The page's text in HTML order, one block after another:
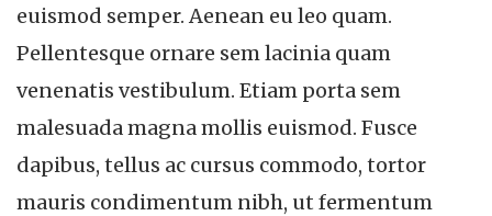
euismod semper. Aenean eu leo quam.
Pellentesque ornare sem lacinia quam
venenatis vestibulum. Etiam porta sem
malesuada magna mollis euismod. Fusce
dapibus, tellus ac cursus commodo, tortor
mauris condimentum nibh, ut fermentum